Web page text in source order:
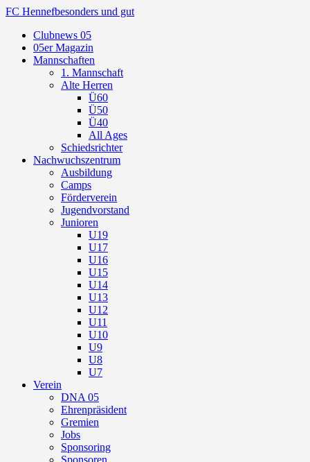
FC Hennefbesonders und gut
Clubnews 05
05er Magazin
Mannschaften
1. Mannschaft
Alte Herren
Ü60
Ü50
Ü40
All Ages
Schiedsrichter
Nachwuchszentrum
Ausbildung
Camps
Förderverein
Jugendvorstand
Junioren
U19
U17
U16
U15
U14
U13
U12
U11
U10
U9
U8
U7
Verein
DNA 05
Ehrenpräsident
Gremien
Jobs
Sponsoring
Sponsoren